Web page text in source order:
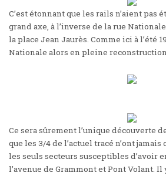
C’est étonnant que les rails n’aient pas
grand axe, à l’inverse de la rue
la place Jean Jaurès. Comme ici à l’été
Nationale alors en pleine
Ce sera sûrement l’unique découverte
que les 3/4 de l’actuel tracé n’ont jamais
les seuls secteurs susceptibles d’avoir
l’avenue de Grammont et Pont Volant. Il